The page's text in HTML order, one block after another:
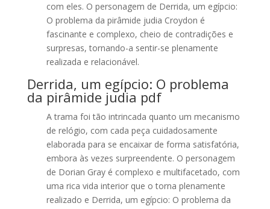
com eles. O personagem de Derrida, um egípcio:
O problema da pirâmide judia Croydon é
fascinante e complexo, cheio de contradições e
surpresas, tornando-a sentir-se plenamente
realizada e relacionável.
Derrida, um egípcio: O problema
da pirâmide judia pdf
A trama foi tão intrincada quanto um mecanismo
de relógio, com cada peça cuidadosamente
elaborada para se encaixar de forma satisfatória,
embora às vezes surpreendente. O personagem
de Dorian Gray é complexo e multifacetado, com
uma rica vida interior que o torna plenamente
realizado e Derrida, um egípcio: O problema da